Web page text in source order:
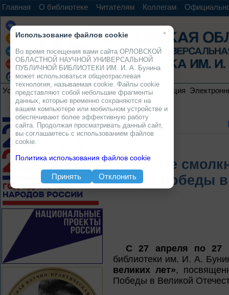
Главная О библиотеке Читателям Коллегам
Услуги Ресурсы Проекты Электронная коллекция
«Не
Ко Дню Победы в
С 27 апреля по
библиотеки им. И. А.
великих лет»,
Победы в Великой
×
Использование файлов cookie
Во время посещения вами сайта ОРЛОВСКОЙ
ОБЛАСТНОЙ НАУЧНОЙ УНИВЕРСАЛЬНОЙ
ПУБЛИЧНОЙ БИБЛИОТЕКИ ИМ. И. А. Бунина
может использоваться общеотраслевая
технология, называемая cookie. Файлы cookie
представляют собой небольшие фрагменты
данных, которые временно сохраняются на
вашем компьютере или мобильном устройстве и
обеспечивают более эффективную работу
сайта. Продолжая просматривать данный сайт,
вы соглашаетесь с использованием файлов
cookie.
Политика использования файлов cookie
Принять Отклонить